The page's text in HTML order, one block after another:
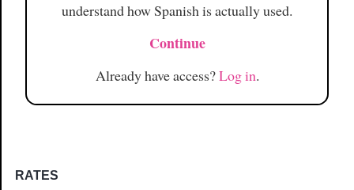
understand how Spanish is actually used.
Continue
Already have access?Log in.
RATES